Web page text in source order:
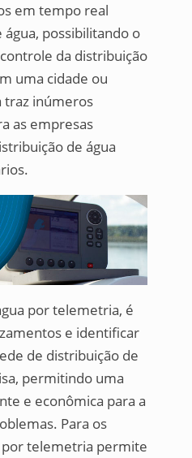
em tempo real
possibilitando o
da distribuição
uma cidade ou
traz inúmeros
as empresas
de água
por telemetria, é
e identificar
de distribuição de
permitindo uma
e econômica para a
Para os
por telemetria permite